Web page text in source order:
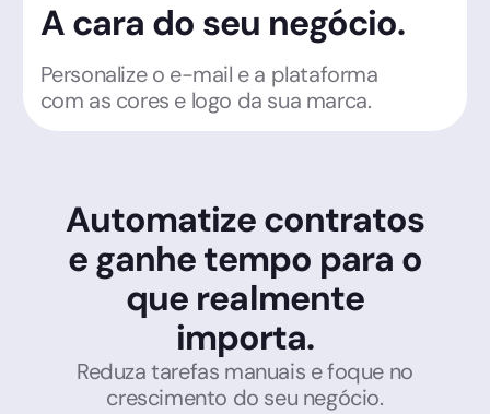
A cara do seu negócio.
Personalize o e-mail e a plataforma
com as cores e logo da sua marca.
Automatize contratos
e ganhe tempo para o
que realmente
importa.
Reduza tarefas manuais e foque no
crescimento do seu negócio.